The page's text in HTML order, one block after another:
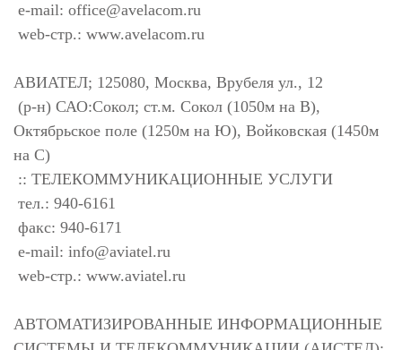
e-mail: office@avelacom.ru
web-стр.: www.avelacom.ru
АВИАТЕЛ; 125080, Москва, Врубеля ул., 12
(р-н) САО:Сокол; ст.м. Сокол (1050м на В),
Октябрьское поле (1250м на Ю), Войковская (1450м
на С)
:: ТЕЛЕКОММУНИКАЦИОННЫЕ УСЛУГИ
тел.: 940-6161
факс: 940-6171
e-mail: info@aviatel.ru
web-стр.: www.aviatel.ru
АВТОМАТИЗИРОВАННЫЕ ИНФОРМАЦИОННЫЕ